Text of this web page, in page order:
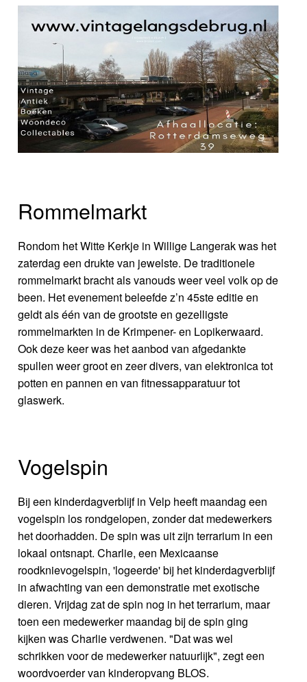
Rommelmarkt
Rondom het Witte Kerkje in Willige Langerak was het
zaterdag een drukte van jewelste. De traditionele
rommelmarkt bracht als vanouds weer veel volk op de
been. Het evenement beleefde z’n 45ste editie en
geldt als één van de grootste en gezelligste
rommelmarkten in de Krimpener- en Lopikerwaard.
Ook deze keer was het aanbod van afgedankte
spullen weer groot en zeer divers, van elektronica tot
potten en pannen en van fitnessapparatuur tot
glaswerk.
Vogelspin
Bij een kinderdagverblijf in Velp heeft maandag een
vogelspin los rondgelopen, zonder dat medewerkers
het doorhadden. De spin was uit zijn terrarium in een
lokaal ontsnapt. Charlie, een Mexicaanse
roodknievogelspin, 'logeerde' bij het kinderdagverblijf
in afwachting van een demonstratie met exotische
dieren. Vrijdag zat de spin nog in het terrarium, maar
toen een medewerker maandag bij de spin ging
kijken was Charlie verdwenen. "Dat was wel
schrikken voor de medewerker natuurlijk", zegt een
woordvoerder van kinderopvang BLOS.